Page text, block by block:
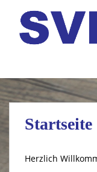
o
m
a
Startseite
Herzlich